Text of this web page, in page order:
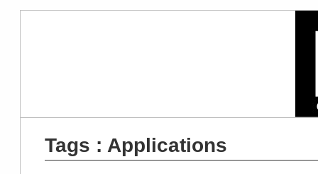
Tags : Applications